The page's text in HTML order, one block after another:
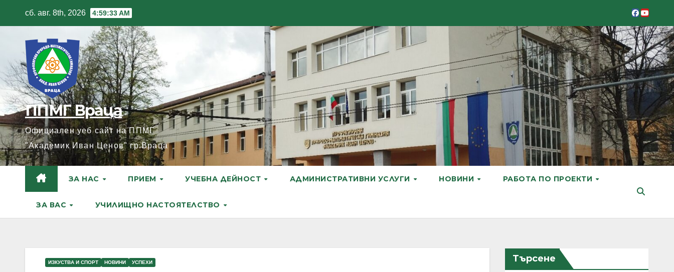
сб. авг. 8th, 2026 4:59:34 AM
ППМГ Враца
Официален уеб сайт на ППМГ
"Академик Иван Ценов" гр.Враца
ЗА НАС ПРИЕМ УЧЕБНА ДЕЙНОСТ АДМИНИСТРАТИВНИ УСЛУГИ НОВИНИ РАБОТА ПО ПРОЕКТИ
ЗА ВАС УЧИЛИЩНО НАСТОЯТЕЛСТВО
ИЗКУСТВА И СПОРТ НОВИНИ УСПЕХИ Търсене